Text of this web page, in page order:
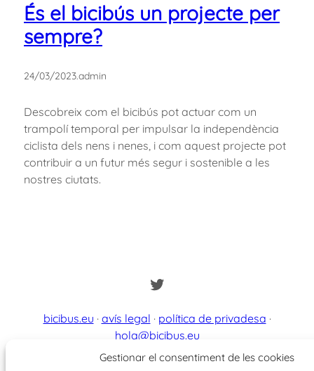
Gestionar el consentiment de les cookies
És el bicibús un projecte per
sempre?
24/03/2023.admin
Descobreix com el bicibús pot actuar com un
trampolí temporal per impulsar la independència
ciclista dels nens i nenes, i com aquest projecte pot
contribuir a un futur més segur i sostenible a les
nostres ciutats.
Twitter
bicibus.eu · avís legal · política de privadesa ·
hola@bicibus.eu